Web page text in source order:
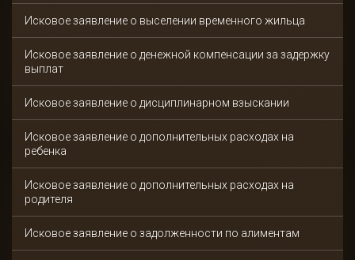
Исковое заявление о выселении временного жильца
Исковое заявление о денежной компенсации за задержку
выплат
Исковое заявление о дисциплинарном взыскании
Исковое заявление о дополнительных расходах на
ребенка
Исковое заявление о дополнительных расходах на
родителя
Исковое заявление о задолженности по алиментам